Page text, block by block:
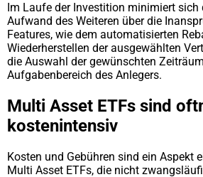
Im Laufe der Investition minimiert sich
Aufwand des Weiteren über die
Features, wie dem automatisierten
Wiederherstellen der ausgewählten
die Auswahl der gewünschten
Aufgabenbereich des Anlegers.
Multi Asset ETFs sind
kostenintensiv
Kosten und Gebühren sind ein Aspekt
Multi Asset ETFs, die nicht